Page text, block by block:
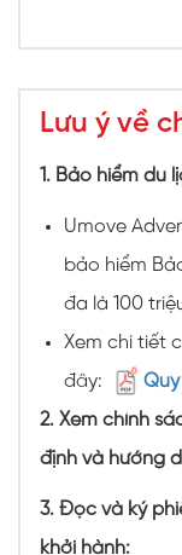
Lưu ý về
1. Bảo hiểm du
Umove
bảo hiểm
đa là 100
Xem chi tiết
đây:
2. Xem chính
định và hướng
3. Đọc và ký
khởi hành: